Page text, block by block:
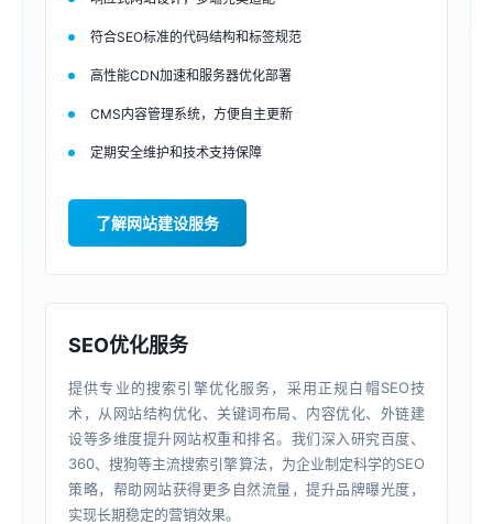
符合SEO标准的代码结构和标签规范
高性能CDN加速和服务器优化部署
CMS内容管理系统，方便自主更新
定期安全维护和技术支持保障
了解网站建设服务
SEO优化服务
提供专业的搜索引擎优化服务，采用正规白帽SEO技
术，从网站结构优化、关键词布局、内容优化、外链建
设等多维度提升网站权重和排名。我们深入研究百度、
360、搜狗等主流搜索引擎算法，为企业制定科学的SEO
策略，帮助网站获得更多自然流量，提升品牌曝光度，
实现长期稳定的营销效果。